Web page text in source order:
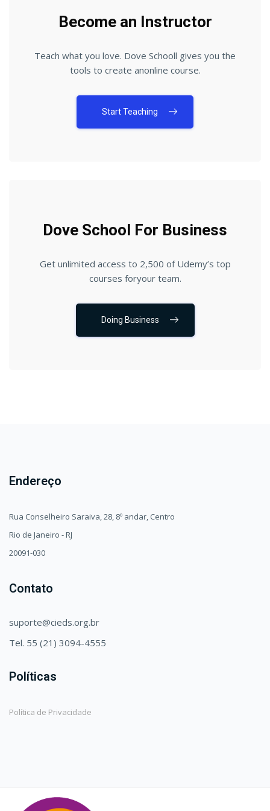
Become an Instructor
Teach what you love. Dove Schooll gives you the
tools to create anonline course.
Start Teaching
Dove School For Business
Get unlimited access to 2,500 of Udemy’s top
courses foryour team.
Doing Business
Endereço
Rua Conselheiro Saraiva, 28, 8º andar, Centro
Rio de Janeiro - RJ
20091-030
Contato
suporte@cieds.org.br
Tel. 55 (21) 3094-4555
Políticas
Política de Privacidade